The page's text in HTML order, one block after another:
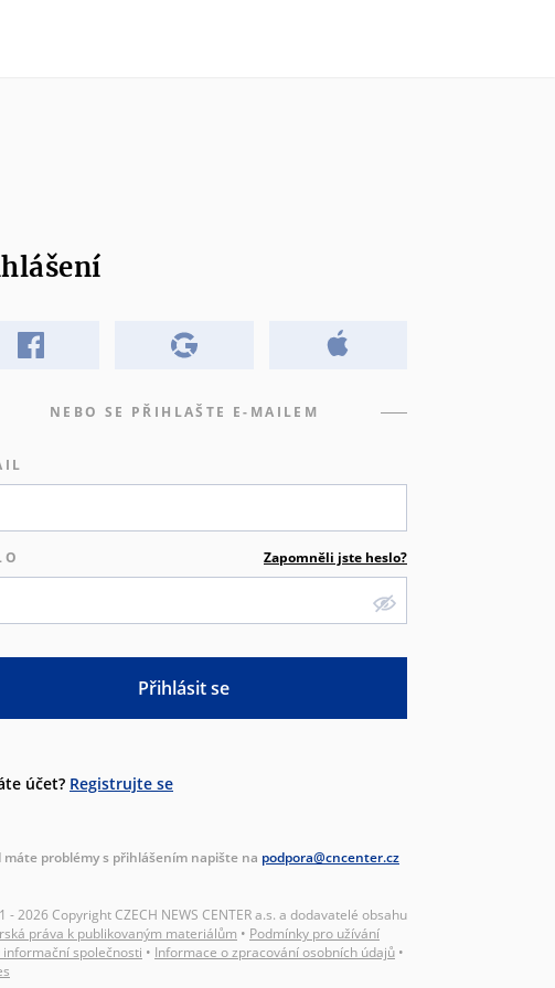
NEBO SE PŘIHLAŠTE E-MAILEM
Zapomněli jste heslo?
Přihlásit se
účet? Registrujte se
máte problémy s přihlášením napište na podpora@cncenter.cz
- 2026 Copyright CZECH NEWS CENTER a.s. a dodavatelé obsahu
práva k publikovaným materiálům • Podmínky pro užívání
informační společnosti • Informace o zpracování osobních údajů •